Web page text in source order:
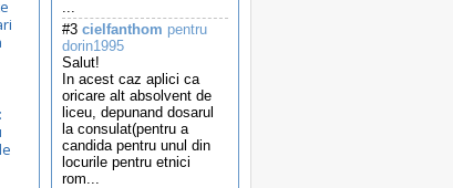
...
#3 cielfanthom pentru
dorin1995
Salut!
In acest caz aplici ca
oricare alt absolvent de
liceu, depunand dosarul
la consulat(pentru a
candida pentru unul din
locurile pentru etnici
rom...